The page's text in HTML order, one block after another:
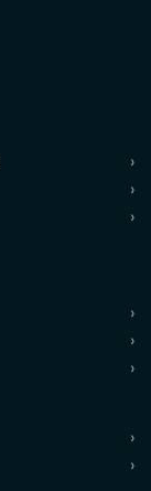
›
›
›
›
›
›
›
›